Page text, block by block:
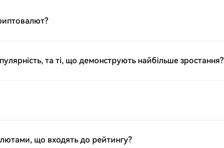
та ті, що демонструють найбільше зростання?
що входять до рейтингу?